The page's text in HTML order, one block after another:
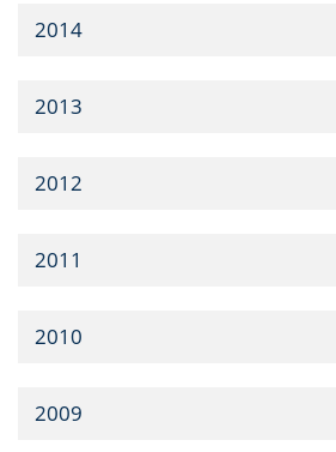
2014
2013
2012
2011
2010
2009